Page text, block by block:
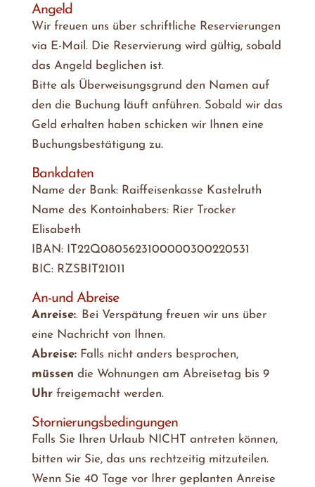
Angeld
Wir freuen uns über schriftliche Reservierungen
via E-Mail. Die Reservierung wird gültig, sobald
das Angeld beglichen ist.
Bitte als Überweisungsgrund den Namen auf
den die Buchung läuft anführen. Sobald wir das
Geld erhalten haben schicken wir Ihnen eine
Buchungsbestätigung zu.
Bankdaten
Name der Bank: Raiffeisenkasse Kastelruth
Name des Kontoinhabers: Rier Trocker
Elisabeth
IBAN: IT22Q0805623100000300220531
BIC: RZSBIT21011
An-und Abreise
Anreise:. Bei Verspätung freuen wir uns über
eine Nachricht von Ihnen.
Abreise:Falls nicht anders besprochen,
müssen die Wohnungen am Abreisetag bis 9
Uhrfreigemacht werden.
Stornierungsbedingungen
Falls Sie Ihren Urlaub NICHT antreten können,
bitten wir Sie, das uns rechtzeitig mitzuteilen.
Wenn Sie 40 Tage vor Ihrer geplanten Anreise